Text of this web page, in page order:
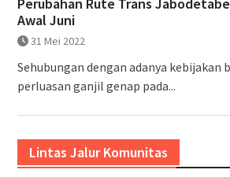
Perubahan Rute Trans
Awal Juni
31 Mei 2022
Sehubungan dengan adanya kebijakan
perluasan ganjil genap pada...
Lintas Jalur Komunitas